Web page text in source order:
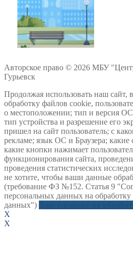
Авторское право © 2026 МБУ
Гурьевск
Продолжая использовать наш сайт,
обработку файлов cookie,
о местоположении; тип и версия
тип устройства и разрешение его
пришел на сайт пользователь; с
рекламе; язык ОС и Браузера;
какие кнопки нажимает
функционирования сайта,
проведения статистических
не хотите, чтобы ваши данные
(требование ФЗ №152. Статья 9
персональных данных на
данных")
X
X